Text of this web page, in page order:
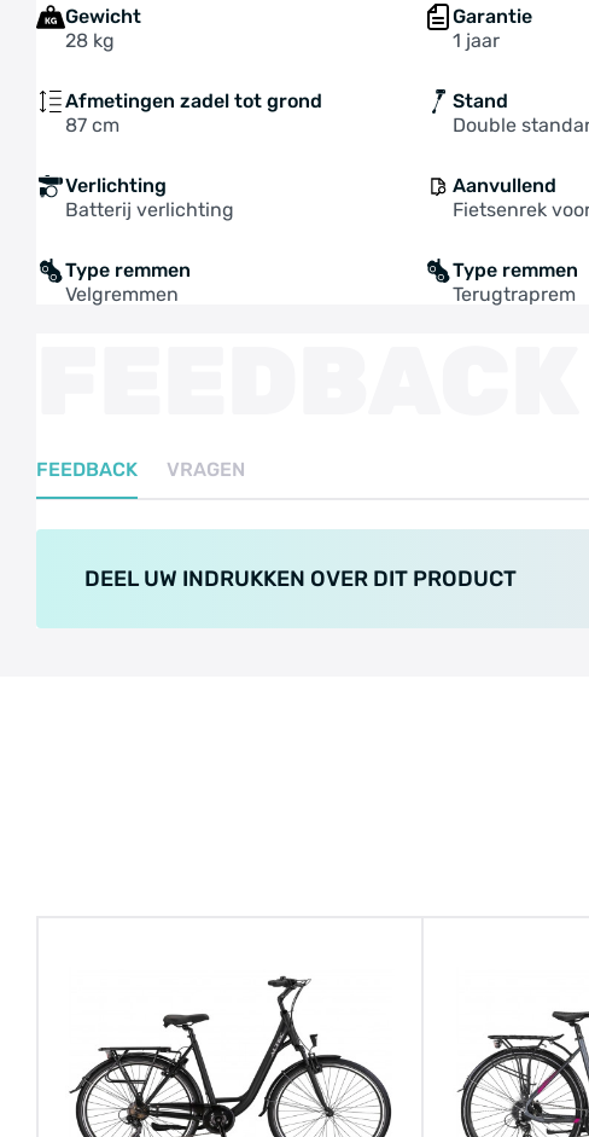
Gewicht
28 kg
Garantie
1 jaar
Afmetingen zadel tot grond
87 cm
Stand
Double
Verlichting
Batterij verlichting
Aanvullend
Fietsenrek
Type remmen
Velgremmen
Type remmen
Terugtraprem
FEEDBACK VRAGEN
DEEL UW INDRUKKEN OVER DIT PRODUCT